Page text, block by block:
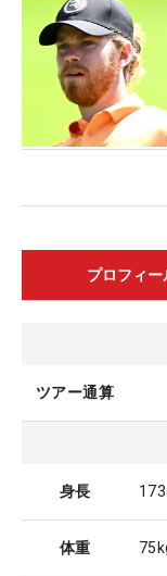
プロフィー
ツアー通算
身長
体重